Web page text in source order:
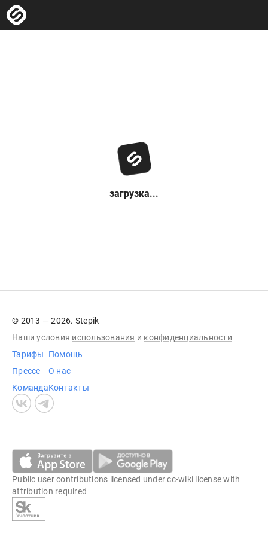
загрузка...
© 2013 — 2026. Stepik
Наши условия использования и конфиденциальности
Тарифы
Прессе
Команда
Помощь
О нас
Контакты
Public user contributions licensed undercc-wiki license with
attribution required